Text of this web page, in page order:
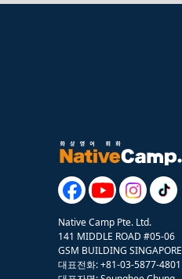
Native Camp Pte. Ltd.
141 MIDDLE ROAD #05-06
GSM BUILDING
대표전화: +81-03-5877-4801